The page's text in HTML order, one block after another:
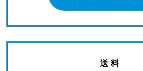
送 料